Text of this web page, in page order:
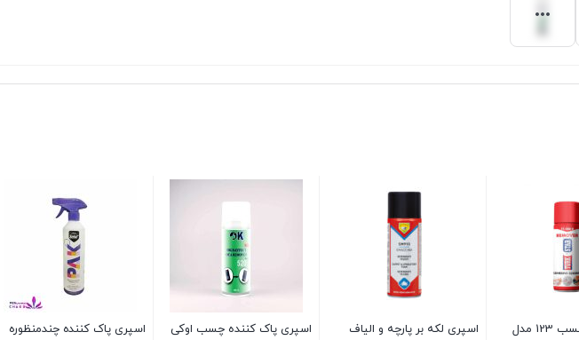
اسپری حلال چسب 123 مدل
اسپری لکه بر پارچه و الیاف
اسپری پاک کننده چسب اوکی
اسپری پاک کنندە چندمنظورە